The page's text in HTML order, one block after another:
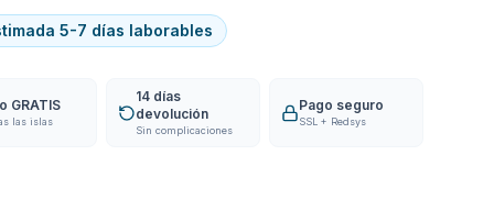
5-7 días laborables
GRATIS
las islas
14 días
devolución
Sin complicaciones
Pago seguro
SSL + Redsys